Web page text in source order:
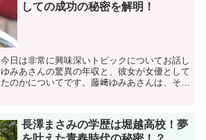
しての成功の秘密を解明！
日は非常に興味深いトピックについてお話し
みあさんの驚異の年収と、彼女が女優として
のかについてです。藤﨑ゆみあさんは、その
長澤まさみの学歴は堀越高校！夢